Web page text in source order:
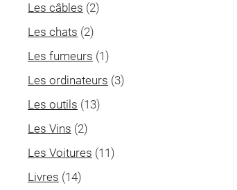
Les câbles (2)
Les chats (2)
Les fumeurs (1)
Les ordinateurs (3)
Les outils (13)
Les Vins (2)
Les Voitures (11)
Livres (14)